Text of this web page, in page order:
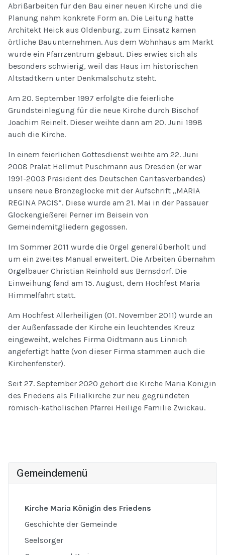
Abrißarbeiten für den Bau einer neuen Kirche und die
Planung nahm konkrete Form an. Die Leitung hatte
Architekt Heick aus Oldenburg, zum Einsatz kamen
örtliche Bauunternehmen. Aus dem Wohnhaus am Markt
wurde ein Pfarrzentrum gebaut. Dies erwies sich als
besonders schwierig, weil das Haus im historischen
Altstadtkern unter Denkmalschutz steht.
Am 20. September 1997 erfolgte die feierliche
Grundsteinlegung für die neue Kirche durch Bischof
Joachim Reinelt. Dieser weihte dann am 20. Juni 1998
auch die Kirche.
In einem feierlichen Gottesdienst weihte am 22. Juni
2008 Prälat Hellmut Puschmann aus Dresden (er war
1991-2003 Präsident des Deutschen Caritasverbandes)
unsere neue Bronzeglocke mit der Aufschrift „MARIA
REGINA PACIS“. Diese wurde am 21. Mai in der Passauer
Glockengießerei Perner im Beisein von
Gemeindemitgliedern gegossen.
Im Sommer 2011 wurde die Orgel generalüberholt und
um ein zweites Manual erweitert. Die Arbeiten übernahm
Orgelbauer Christian Reinhold aus Bernsdorf. Die
Einweihung fand am 15. August, dem Hochfest Maria
Himmelfahrt statt.
Am Hochfest Allerheiligen (01. November 2011) wurde an
der Außenfassade der Kirche ein leuchtendes Kreuz
eingeweiht, welches Firma Oidtmann aus Linnich
angefertigt hatte (von dieser Firma stammen auch die
Kirchenfenster).
Seit 27. September 2020 gehört die Kirche Maria Königin
des Friedens als Filialkirche zur neu gegründeten
römisch-katholischen Pfarrei Heilige Familie Zwickau.
Gemeindemenü
Kirche Maria Königin des Friedens
Geschichte der Gemeinde
Seelsorger